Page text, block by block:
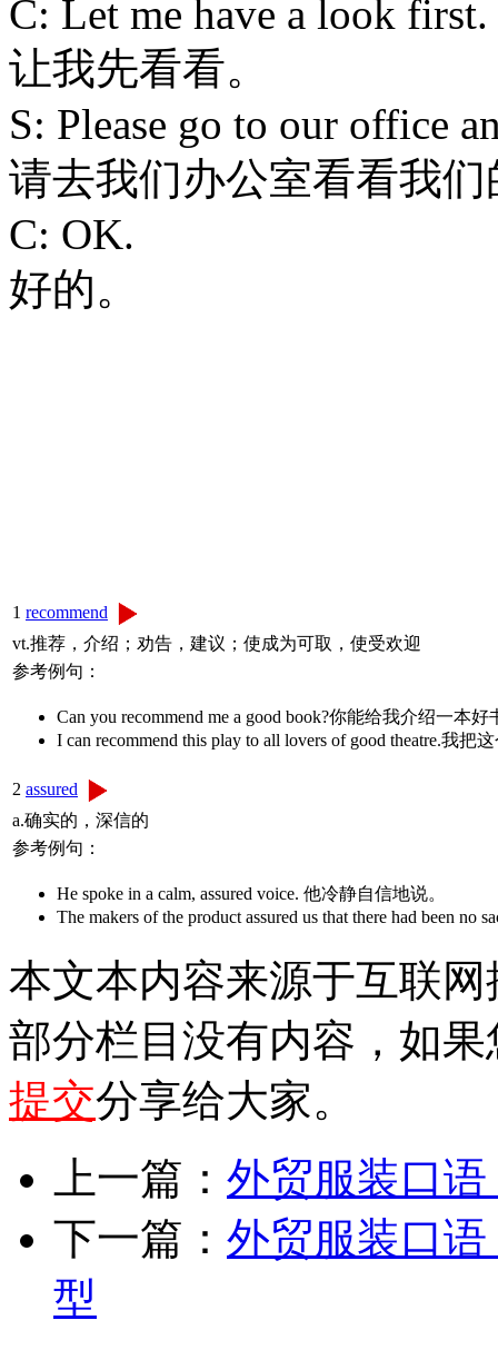
C: Let me have a look first.
让我先看看。
S: Please go to our office
请去我们办公室看看我
C: OK.
好的。
1 recommend
vt.推荐，介绍；劝告，建议；使成为可取，使受欢迎
参考例句：
Can you recommend me a good book?你能给我介绍一本好
I can recommend this play to all lovers of good theatre.我
2 assured
a.确实的，深信的
参考例句：
He spoke in a calm, assured voice. 他冷静自信地说。
The makers of the product assured us that there had been
本文本内容来源于互联
部分栏目没有内容，如
提交分享给大家。
上一篇： 外贸服装口
下一篇： 外贸服装口
型